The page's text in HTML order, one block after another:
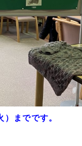
までです。